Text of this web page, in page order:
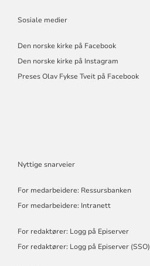
Sosiale medier
Den norske kirke på Facebook
Den norske kirke på Instagram
Preses Olav Fykse Tveit på Facebook
Nyttige snarveier
For medarbeidere: Ressursbanken
For medarbeidere: Intranett
For redaktører: Logg på Episerver
For redaktører: Logg på Episerver (SSO)